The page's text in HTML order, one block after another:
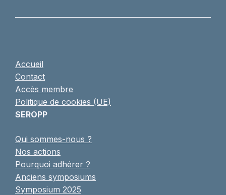
Accueil
Contact
Accès membre
Politique de cookies (UE)
SEROPP
Qui sommes-nous ?
Nos actions
Pourquoi adhérer ?
Anciens symposiums
Symposium 2025